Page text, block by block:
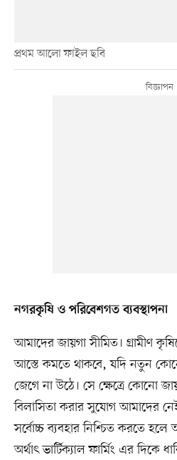
প্রথম আলো ফাইল ছবি
নগরকৃষি ও পরিবেশগত ব্যবস্থাপনা
আমাদের জায়গা সীমিত। গ্রামীণ
আস্তে কমতে থাকবে, যদি নতুন
জেগে না উঠে। সে ক্ষেত্রে কোনো
বিলাসিতা করার সুযোগ আমাদের
সর্বোচ্চ ব্যবহার নিশ্চিত করতে হলে
অর্থাৎ ভার্টিক্যাল ফার্মিং এর দিকে